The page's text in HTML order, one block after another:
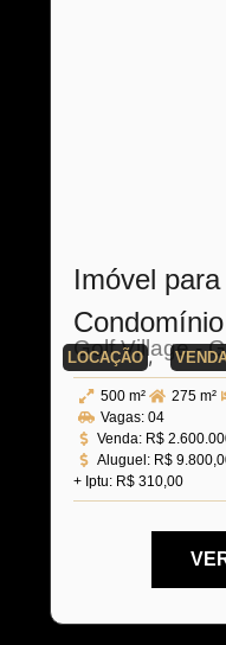
LOCAÇÃO ,
Imóvel
Golf Village -
500 m² 275 m²
Vagas: 04
Venda: R$
Aluguel: R$
+ Iptu: R$ 310,00